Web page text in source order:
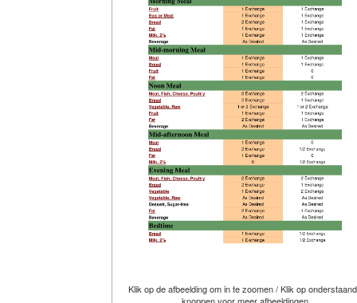
Klik op de afbeelding om in te zoomen / Klik op